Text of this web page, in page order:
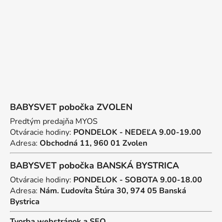
BABYSVET pobočka ZVOLEN
Predtým predajňa MYOS
Otváracie hodiny: PONDELOK - NEDEĽA 9.00-19.00
Adresa: Obchodná 11, 960 01 Zvolen
BABYSVET pobočka BANSKÁ BYSTRICA
Otváracie hodiny: PONDELOK - SOBOTA 9.00-18.00
Adresa: Nám. Ľudovíta Štúra 30, 974 05 Banská
Bystrica